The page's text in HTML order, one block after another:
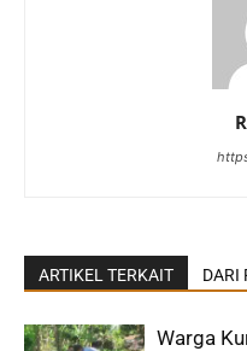
ARTIKEL TERKAIT DARI
Warga